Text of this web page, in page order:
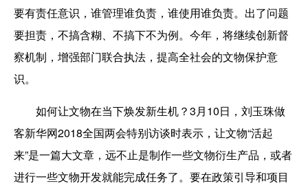
要有责任意识，谁管理谁负责，谁使用谁负责。出了问题
要担责，不搞含糊、不搞下不为例。今年，将继续创新督
察机制，增强部门联合执法，提高全社会的文物保护意
识。
如何让文物在当下焕发新生机？3月10日，刘玉珠做
客新华网2018全国两会特别访谈时表示，让文物“活起
来”是一篇大文章，远不止是制作一些文物衍生产品，或者
进行一些文物开发就能完成任务了。要在政策引导和项目